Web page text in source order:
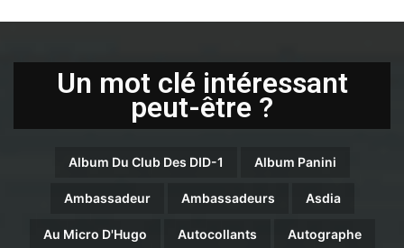
Un mot clé intéressant
peut-être ?
Album Du Club Des DID-1 Album Panini
Ambassadeur Ambassadeurs Asdia
Au Micro D'Hugo Autocollants Autographe